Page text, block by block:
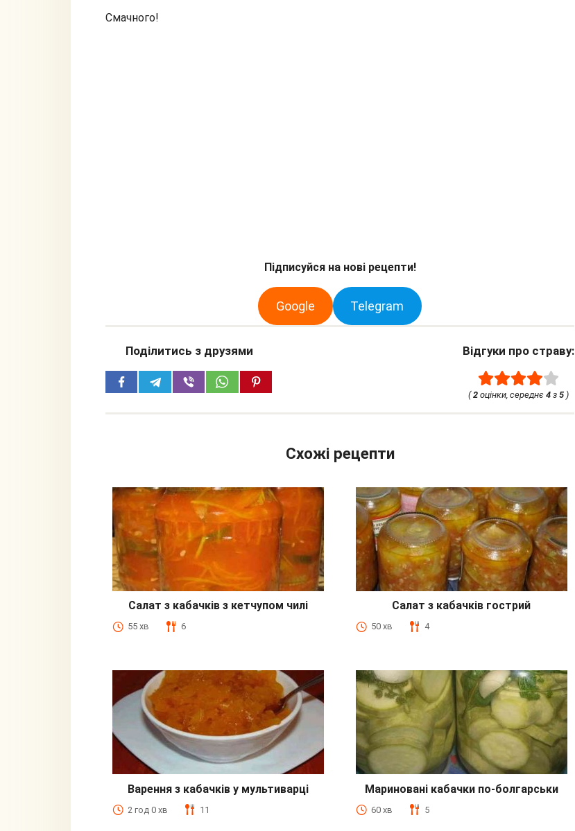
Смачного!
Підписуйся на нові рецепти!
Google Telegram
Поділитись з друзями Відгуки про страву:
(2 оцінки, середнє 4 з 5 )
Схожі рецепти
Салат з кабачків з кетчупом чилі
55 хв 6
Салат з кабачків гострий
50 хв 4
Варення з кабачків у мультиварці
2 год 0 хв 11
Мариновані кабачки по-болгарськи
60 хв 5